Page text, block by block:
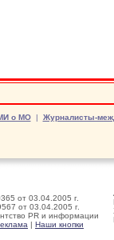
о МО| Журналисты-
от 03.04.2005 г.
от 03.04.2005 г.
PR и информации
| Наши кнопки